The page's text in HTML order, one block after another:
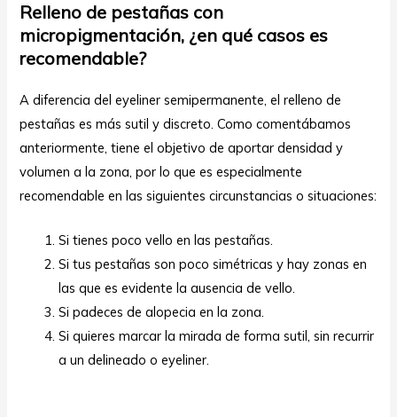
Relleno de pestañas con
micropigmentación, ¿en qué casos es
recomendable?
A diferencia del eyeliner semipermanente, el relleno de
pestañas es más sutil y discreto. Como comentábamos
anteriormente, tiene el objetivo de aportar densidad y
volumen a la zona, por lo que es especialmente
recomendable en las siguientes circunstancias o situaciones:
Si tienes poco vello en las pestañas.
Si tus pestañas son poco simétricas y hay zonas en
las que es evidente la ausencia de vello.
Si padeces de alopecia en la zona.
Si quieres marcar la mirada de forma sutil, sin recurrir
a un delineado o eyeliner.